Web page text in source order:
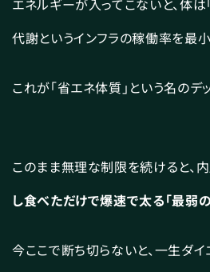
代謝というインフラの稼働率を最
これが「省エネ体質」という名のデ
このまま無理な制限を続けると、
し食べただけで爆速で太る「最弱の
今ここで断ち切らないと、一生ダ